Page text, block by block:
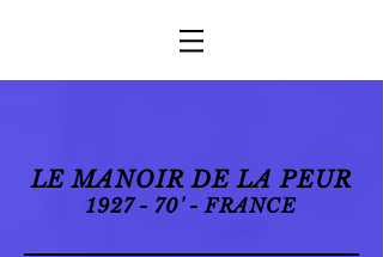
LE MANOIR DE LA PEUR
1927 - 70' - FRANCE